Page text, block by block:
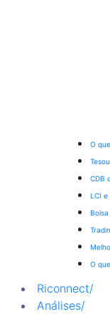
O
CDB
LCI e
O
Riconnect/
Análises/